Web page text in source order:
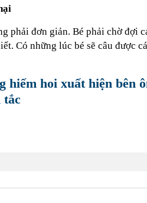
phải đơn giản. Bé phải chờ đợi
Có những lúc bé sẽ câu được
hiếm hoi xuất hiện bên
tắc